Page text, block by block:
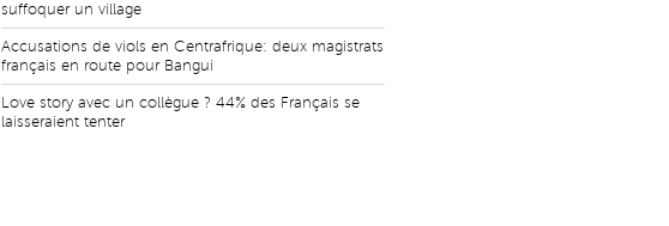
suffoquer un village
Accusations de viols en Centrafrique: deux magistrats
français en route pour Bangui
Love story avec un collègue ? 44% des Français se
laisseraient tenter